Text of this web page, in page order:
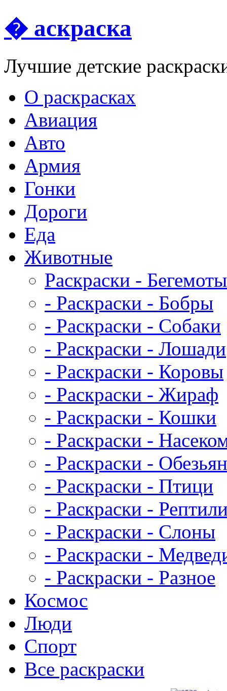
� аскраска
Лучшие детские
О раскрасках
Авиация
Авто
Армия
Гонки
Дороги
Еда
Животныe
Раскраски - Бегемоты
- Раскраски - Бобры
- Раскраски - Собаки
- Раскраски - Лошади
- Раскраски - Коровы
- Раскраски - Жираф
- Раскраски - Кошки
- Раскраски -
- Раскраски -
- Раскраски - Птици
- Раскраски -
- Раскраски - Слоны
- Раскраски -
- Раскраски - Разное
Космос
Люди
Спорт
Все раскраски